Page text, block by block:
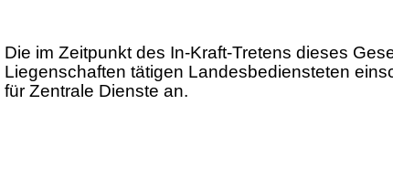
Die im Zeitpunkt des In-Kraft-Tretens dieses
Liegenschaften tätigen Landesbediensteten
für Zentrale Dienste an.